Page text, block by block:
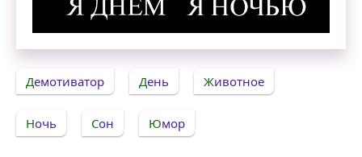
Я днём, я ночью. Демотиватор
Демотиватор День Животное
Ночь Сон Юмор